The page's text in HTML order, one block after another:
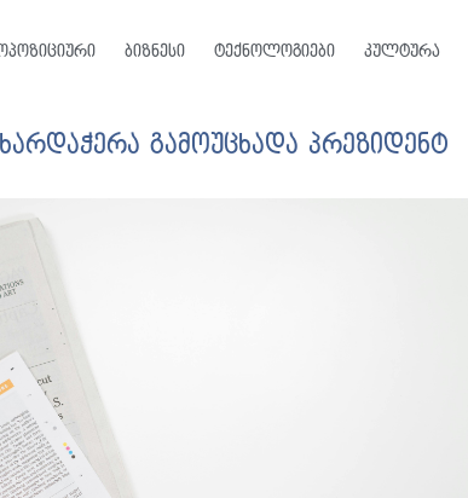
ბიზნესი ტექნოლოგიები კულტურა
გამოუცხადა პრეზიდენტ